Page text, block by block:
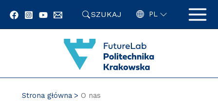
SZUKAJ PL
Strona główna O nas